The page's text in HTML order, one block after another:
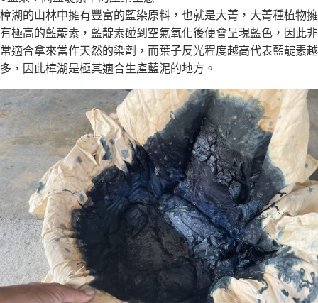
樟湖的山林中擁有豐富的藍染原料，也就是大菁，大菁種植物擁
有極高的藍靛素，藍靛素碰到空氣氧化後便會呈現藍色，因此非
常適合拿來當作天然的染劑，而葉子反光程度越高代表藍靛素越
多，因此樟湖是極其適合生產藍泥的地方。